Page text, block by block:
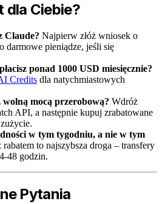
dla Ciebie?
Claude? Najpierw złóż wniosek o
darmowe pieniądze, jeśli się
ponad 1000 USD miesięcznie?
Credits dla natychmiastowych
wolną mocą przerobową? Wdróż
API, a następnie kupuj zrabatowane
w tym tygodniu, a nie w tym
to najszybsza droga – transfery
48 godzin.
Pytania